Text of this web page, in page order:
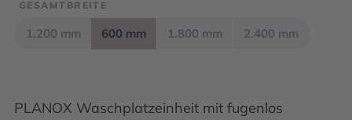
PLANOX Waschplatzeinheit mit fugenlos
GESAMTBREITE
1.200 mm 600 mm 1.800 mm 2.400 mm